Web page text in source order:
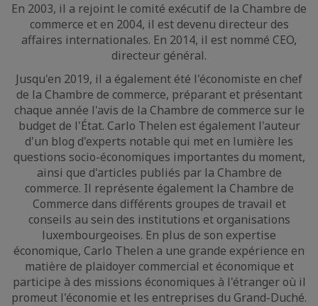
En 2003, il a rejoint le comité exécutif de la Chambre de
commerce et en 2004, il est devenu directeur des
affaires internationales. En 2014, il est nommé CEO,
directeur général.
Jusqu'en 2019, il a également été l'économiste en chef
de la Chambre de commerce, préparant et présentant
chaque année l'avis de la Chambre de commerce sur le
budget de l'État. Carlo Thelen est également l'auteur
d'un blog d'experts notable qui met en lumière les
questions socio-économiques importantes du moment,
ainsi que d'articles publiés par la Chambre de
commerce. Il représente également la Chambre de
Commerce dans différents groupes de travail et
conseils au sein des institutions et organisations
luxembourgeoises. En plus de son expertise
économique, Carlo Thelen a une grande expérience en
matière de plaidoyer commercial et économique et
participe à des missions économiques à l'étranger où il
promeut l'économie et les entreprises du Grand-Duché.